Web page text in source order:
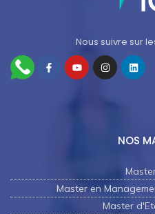
Nous suivre sur
NOS
Master en
Master